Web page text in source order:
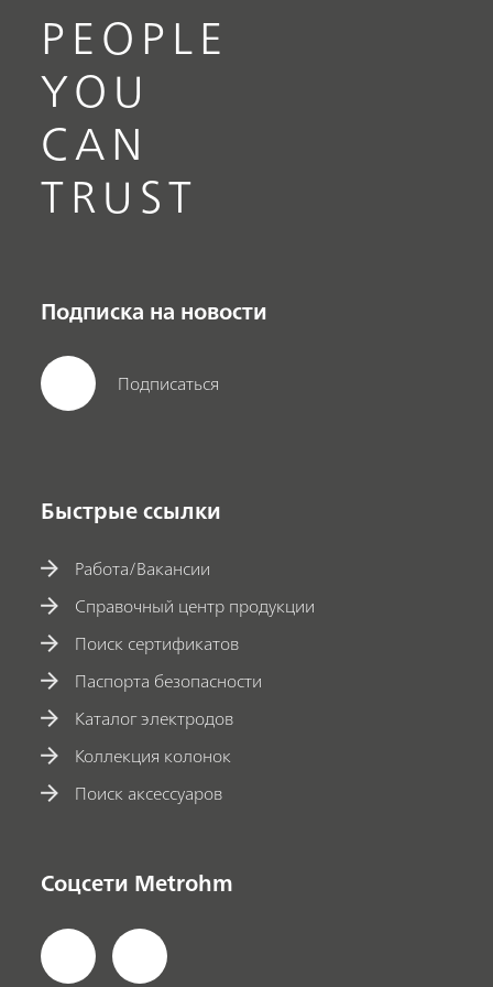
PEOPLE
YOU
CAN
TRUST
Подписка на новости
Подписаться
Быстрые ссылки
Работа/Вакансии
Справочный центр продукции
Поиск сертификатов
Паспорта безопасности
Каталог электродов
Коллекция колонок
Поиск аксессуаров
Соцсети Metrohm